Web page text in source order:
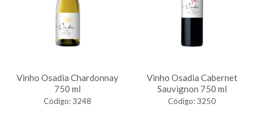
Vinho Osadia Chardonnay
750 ml
Código: 3248
Vinho Osadia Cabernet
Sauvignon 750 ml
Código: 3250